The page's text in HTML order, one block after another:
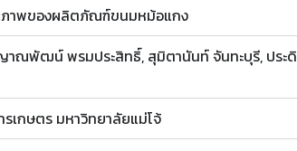
ภาพของผลิตภัณฑ์ขนมหม้อแกง
ณพัฒน์ พรมประสิทธิ์, สุมิตานันท์ จันทะบุรี, ประดิ
รเกษตร มหาวิทยาลัยแม่โจ้